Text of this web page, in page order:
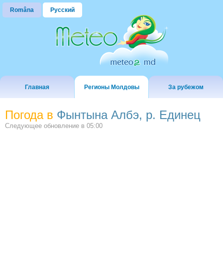
Româna Русский
Главная Регионы Молдовы За рубежом
Погода в Фынтына Албэ, р. Единец
Следующее обновление в 05:00